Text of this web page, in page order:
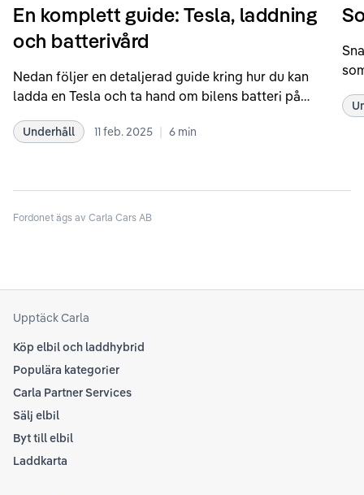
En komplett guide: Tesla, laddning
och batterivård
Nedan följer en detaljerad guide kring hur du kan
ladda en Tesla och ta hand om bilens batteri på
rekommendationer samt våra egna erfarenheter
att kolla Teslas officiella supportsidor för den
senaste informationen.
Underhåll 11 feb. 2025 | 6 min
till
Fordonet ägs av Carla Cars AB
Upptäck Carla
Köp elbil och laddhybrid
Populära kategorier
Carla Partner Services
Sälj elbil
Byt till elbil
Laddkarta